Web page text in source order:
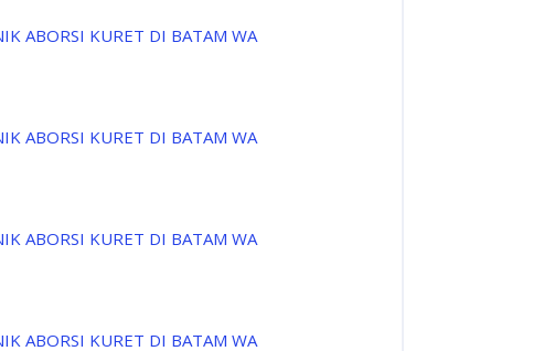
ABORSI KURET DI BATAM WA
ABORSI KURET DI BATAM WA
ABORSI KURET DI BATAM WA
ABORSI KURET DI BATAM WA